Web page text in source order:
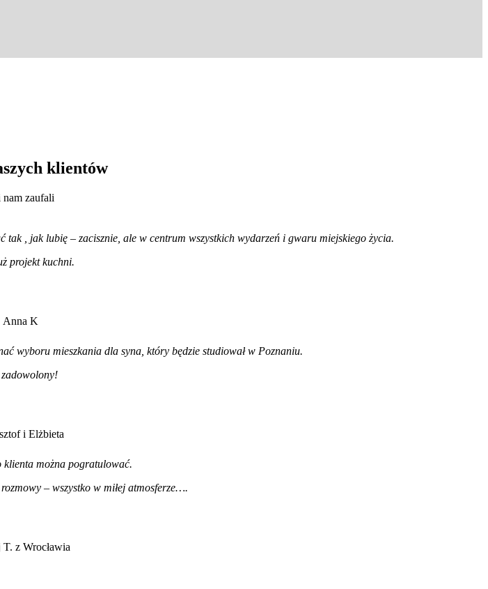
klientów
nam zaufali
tak , jak lubię – zacisznie, ale w centrum wszystkich wydarzeń i gwaru miejskiego życia.
projekt kuchni.
Anna K
wyboru mieszkania dla syna, który będzie studiował w Poznaniu.
zadowolony!
i Elżbieta
klienta można pogratulować.
– wszystko w miłej atmosferze….
z Wrocławia